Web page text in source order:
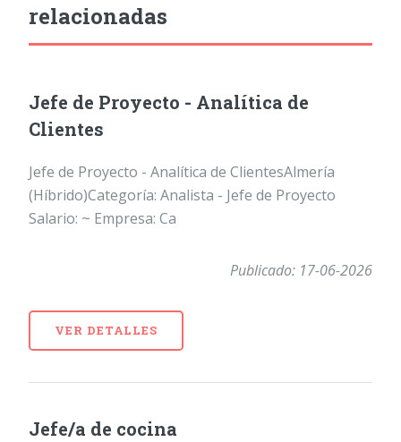
relacionadas
Jefe de Proyecto - Analítica de
Clientes
Jefe de Proyecto - Analítica de ClientesAlmería
(Híbrido)Categoría: Analista - Jefe de Proyecto
Salario: ~ Empresa: Ca
Publicado: 17-06-2026
VER DETALLES
Jefe/a de cocina